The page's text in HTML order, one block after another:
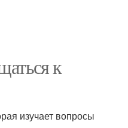
к
изучает вопросы